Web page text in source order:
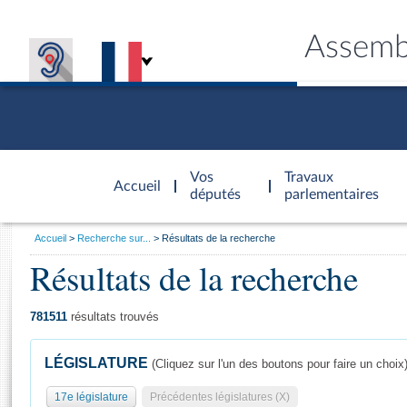
Accueil
d'accueil
Vos
députés
Travaux
parlementaires
Général
Vous
Accueil Recherche sur... Résultats de la recherche
Résultats de la recherche
781511 résultats trouvés
LÉGISLATURE (Cliquez sur l'un des boutons pour faire un choix)
17e législature Précédentes législatures (X)